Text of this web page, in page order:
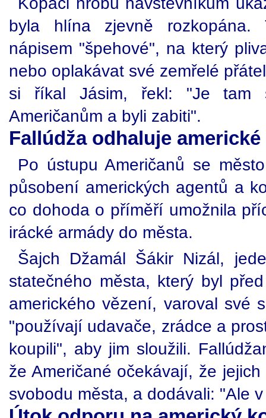
byla hlína zjevně rozkopána.
nápisem "špehové", na který
nebo oplakávat své zemřelé
si říkal Jásim, řekl: "Je tam
Američanům a byli zabiti".
Fallúdža odhaluje
Po ústupu Američanů se
působení amerických agentů a
co dohoda o příměří umožnila
irácké armády do města.
Šajch Džamál Šákir Nizál,
statečného města, který byl
amerického vězení, varoval své
"používají udavače, zrádce a
koupili", aby jim sloužili.
že Američané očekávají, že
svobodu města, a dodávali: "Ale